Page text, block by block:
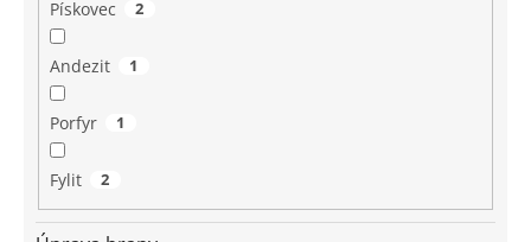
Pískovec 2
Andezit 1
Porfyr 1
Fylit 2